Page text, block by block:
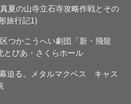
夏の山寺立石寺攻略作戦とその
旅行記1)
つかこうへい劇団「新・飛龍
とぴあ・さくらホール
迫る。メタルマクベス キャス